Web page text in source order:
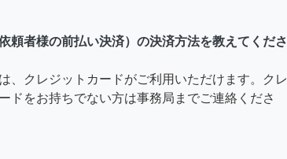
頼者様の前払い決済）の決済方法を教えてくださ
、クレジットカードがご利用いただけます。クレ
ドをお持ちでない方は事務局までご連絡くださ